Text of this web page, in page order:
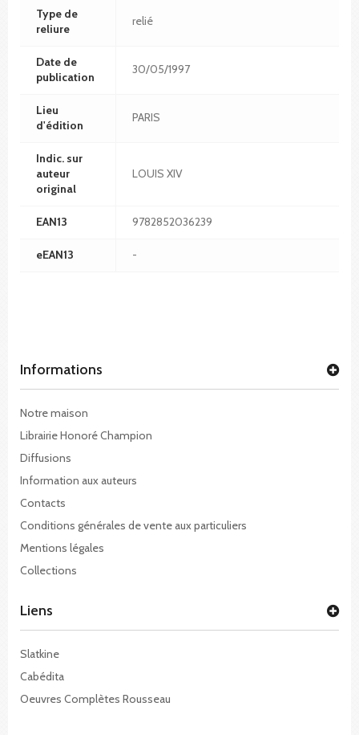
Type de
reliure
relié
Date de
publication
30/05/1997
Lieu
d'édition
PARIS
Indic. sur
auteur
original
LOUIS XIV
EAN13 9782852036239
eEAN13 -
Informations
Notre maison
Librairie Honoré Champion
Diffusions
Information aux auteurs
Contacts
Conditions générales de vente aux particuliers
Mentions légales
Collections
Liens
Slatkine
Cabédita
Oeuvres Complètes Rousseau